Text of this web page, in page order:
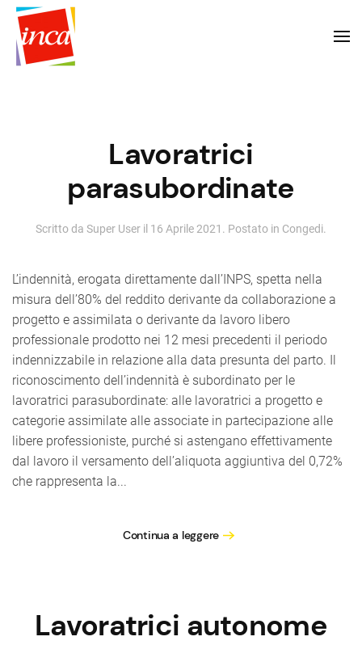
Lavoratrici
parasubordinate
Scritto da Super User il 16 Aprile 2021 . Postato in Congedi.
L’indennità, erogata direttamente dall’INPS, spetta nella
misura dell’80% del reddito derivante da collaborazione a
progetto e assimilata o derivante da lavoro libero
professionale prodotto nei 12 mesi precedenti il periodo
indennizzabile in relazione alla data presunta del parto. Il
riconoscimento dell’indennità è subordinato per le
lavoratrici parasubordinate: alle lavoratrici a progetto e
categorie assimilate alle associate in partecipazione alle
libere professioniste, purché si astengano effettivamente
dal lavoro il versamento dell’aliquota aggiuntiva del 0,72%
che rappresenta la...
Continua a leggere
Lavoratrici autonome